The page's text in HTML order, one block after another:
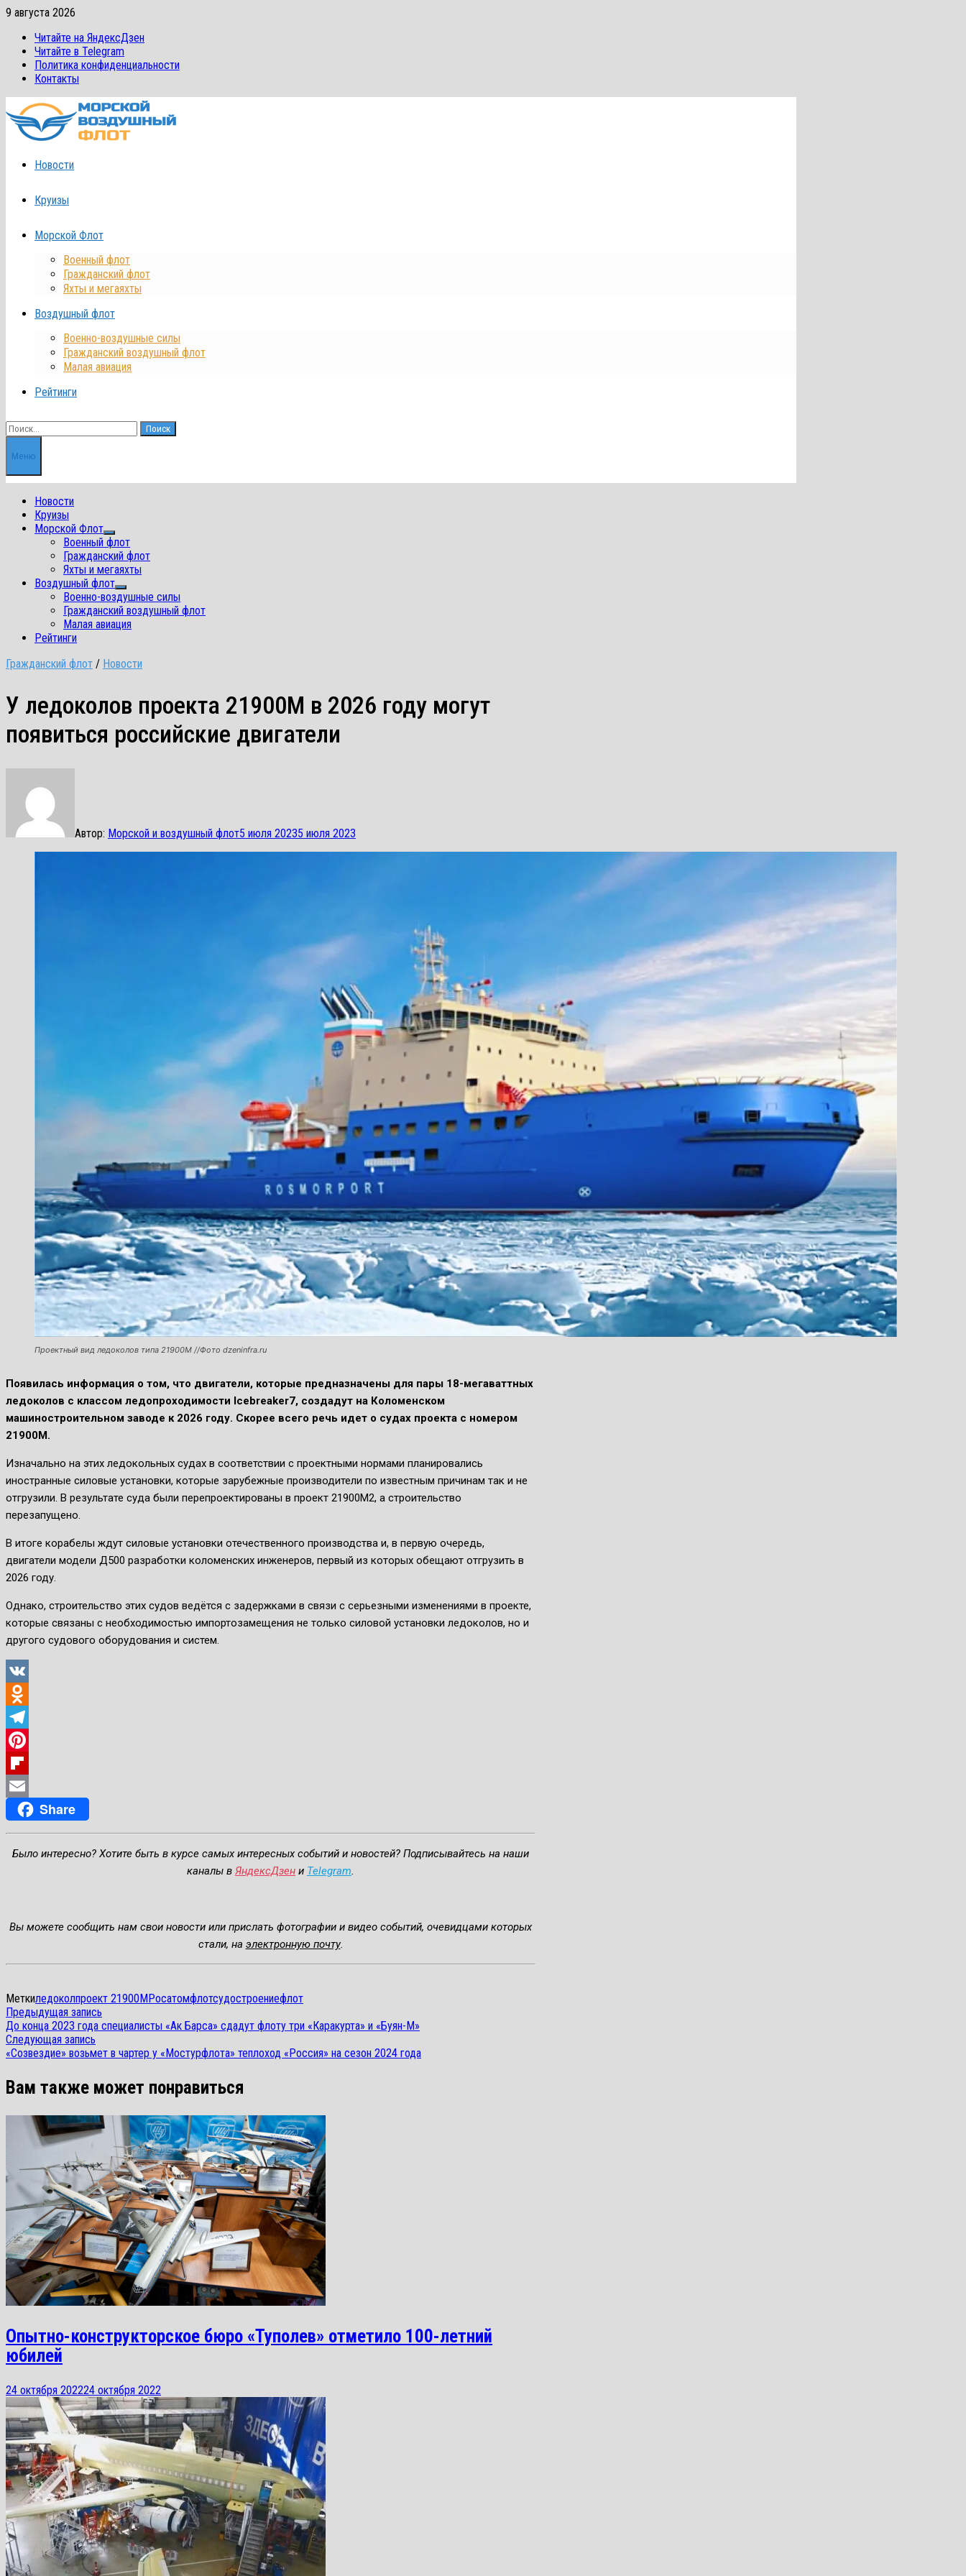
Перейти
содержимому
9 августа 2026
Читайте на ЯндексДзен
Читайте в Telegram
Политика конфиденциальности
Контакты
Новости
Круизы
Морской Флот
Военный флот
Гражданский флот
Яхты и мегаяхты
Воздушный флот
Военно-воздушные силы
Гражданский воздушный флот
Малая авиация
Рейтинги
Найти:
Меню
Новости
Круизы
Морской Флот
Показать
подменю
Военный флот
Гражданский флот
Яхты и мегаяхты
Воздушный флот
Показать
подменю
Военно-воздушные силы
Гражданский воздушный флот
Малая авиация
Рейтинги
Гражданский флот / Новости
У ледоколов проекта 21900М в 2026 году могут
появиться российские двигатели
Автор: Морской и воздушный флот5 июля 20235 июля 2023
Проектный вид ледоколов типа 21900М //Фото dzeninfra.ru
Появилась информация о том, что двигатели, которые предназначены для пары 18-мегаваттных
ледоколов с классом ледопроходимости Icebreaker7, создадут на Коломенском
машиностроительном заводе к 2026 году. Скорее всего речь идет о судах проекта с номером
21900М.
Изначально на этих ледокольных судах в соответствии с проектными нормами планировались
иностранные силовые установки, которые зарубежные производители по известным причинам так и не
отгрузили. В результате суда были перепроектированы в проект 21900М2, а строительство
перезапущено.
В итоге корабелы ждут силовые установки отечественного производства и, в первую очередь,
двигатели модели Д500 разработки коломенских инженеров, первый из которых обещают отгрузить в
2026 году.
Однако, строительство этих судов ведётся с задержками в связи с серьезными изменениями в проекте,
которые связаны с необходимостью импортозамещения не только силовой установки ледоколов, но и
другого судового оборудования и систем.
VK
Odnoklassniki
Telegram
Pinterest
Flipboard
Email
Share
Было интересно? Хотите быть в курсе самых интересных событий и новостей? Подписывайтесь на наши
каналы в ЯндексДзен и Telegram.
Вы можете сообщить нам свои новости или прислать фотографии и видео событий, очевидцами которых
стали, на электронную почту.
Меткиледоколпроект 21900МРосатомфлотсудостроениефлот
Навигация
по
записям
Предыдущая запись
запись:
До конца 2023 года специалисты «Ак Барса» сдадут флоту три «Каракурта» и «Буян-М»
Следующая запись
запись:
«Созвездие» возьмет в чартер у «Мостурфлота» теплоход «Россия» на сезон 2024 года
Вам также может понравиться
Опытно-конструкторское бюро «Туполев» отметило 100-летний
юбилей
24 октября 202224 октября 2022